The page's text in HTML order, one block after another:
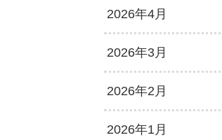
2026年4月
2026年3月
2026年2月
2026年1月